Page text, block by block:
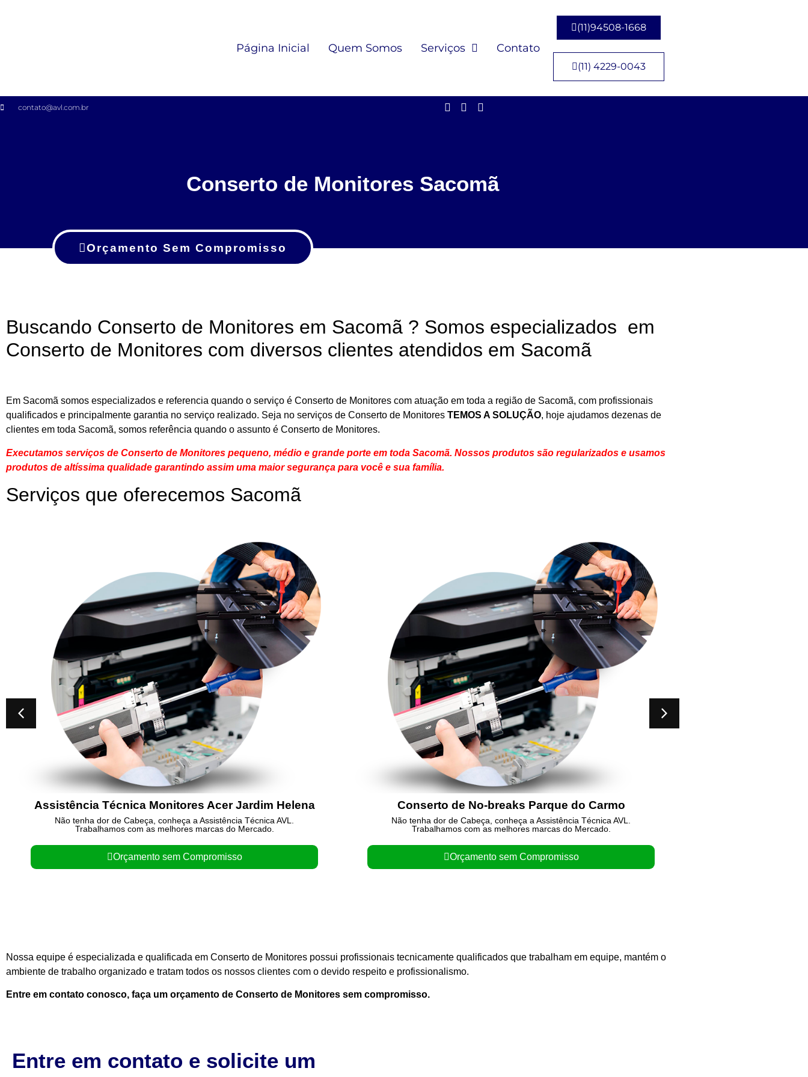
Página Inicial Quem Somos Serviços Contato
(11)94508-1668
(11) 4229-0043
contato@avl.com.br
Conserto de Monitores Sacomã
Orçamento Sem Compromisso
Buscando Conserto de Monitores em Sacomã ? Somos especializados em
Conserto de Monitores com diversos clientes atendidos em Sacomã
Em Sacomã somos especializados e referencia quando o serviço é Conserto de Monitores com atuação em toda a região de Sacomã, com profissionais
qualificados e principalmente garantia no serviço realizado. Seja no serviços de Conserto de Monitores TEMOS A SOLUÇÃO, hoje ajudamos dezenas de
clientes em toda Sacomã, somos referência quando o assunto é Conserto de Monitores.
Executamos serviços de Conserto de Monitores pequeno, médio e grande porte em toda Sacomã. Nossos produtos são regularizados e usamos
produtos de altíssima qualidade garantindo assim uma maior segurança para você e sua família.
Serviços que oferecemos Sacomã
Assistência Técnica Monitores Acer Jardim Helena
Não tenha dor de Cabeça, conheça a Assistência Técnica AVL.
Trabalhamos com as melhores marcas do Mercado.
Orçamento sem Compromisso
Conserto de No-breaks Parque do Carmo
Não tenha dor de Cabeça, conheça a Assistência Técnica AVL.
Trabalhamos com as melhores marcas do Mercado.
Orçamento sem Compromisso
Nossa equipe é especializada e qualificada em Conserto de Monitores possui profissionais tecnicamente qualificados que trabalham em equipe, mantém o
ambiente de trabalho organizado e tratam todos os nossos clientes com o devido respeito e profissionalismo.
Entre em contato conosco, faça um orçamento de Conserto de Monitores sem compromisso.
Entre em contato e solicite um